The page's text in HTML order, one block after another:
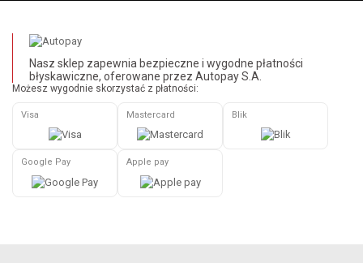
Nasz sklep zapewnia bezpieczne i wygodne płatności
błyskawiczne, oferowane przez Autopay S.A.
Możesz wygodnie skorzystać z płatności:
Visa Mastercard Blik
Google Pay Apple pay